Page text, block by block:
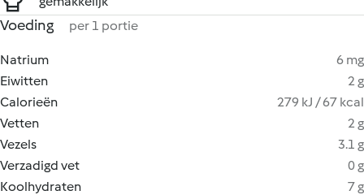
Voeding per 1 portie
Natrium
6 mg
Eiwitten
2 g
Calorieën
279 kJ / 67 kcal
Vetten
2 g
Vezels
3.1 g
Verzadigd vet
0 g
Koolhydraten
7 g